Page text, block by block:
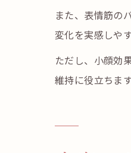
また、表情筋の
変化を実感しや
ただし、小顔効
維持に役立ちま